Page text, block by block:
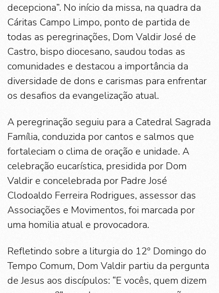
decepciona”. No início da missa, na quadra da
Cáritas Campo Limpo, ponto de partida de
todas as peregrinações, Dom Valdir José de
Castro, bispo diocesano, saudou todas as
comunidades e destacou a importância da
diversidade de dons e carismas para enfrentar
os desafios da evangelização atual.
A peregrinação seguiu para a Catedral Sagrada
Família, conduzida por cantos e salmos que
fortaleciam o clima de oração e unidade. A
celebração eucarística, presidida por Dom
Valdir e concelebrada por Padre José
Clodoaldo Ferreira Rodrigues, assessor das
Associações e Movimentos, foi marcada por
uma homilia atual e provocadora.
Refletindo sobre a liturgia do 12º Domingo do
Tempo Comum, Dom Valdir partiu da pergunta
de Jesus aos discípulos: “E vocês, quem dizem